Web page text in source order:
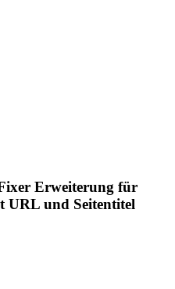
Erweiterung für
URL und Seitentitel